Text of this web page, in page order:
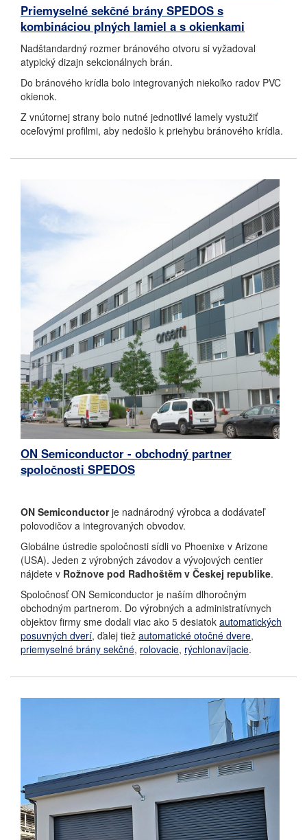
Priemyselné sekčné brány SPEDOS s
kombináciou plných lamiel a s okienkami
Nadštandardný rozmer bránového otvoru si vyžadoval
atypický dizajn sekcionálnych brán.
Do bránového krídla bolo integrovaných niekoľko radov PVC
okienok.
Z vnútornej strany bolo nutné jednotlivé lamely vystužiť
oceľovými profilmi, aby nedošlo k priehybu bránového krídla.
ON Semiconductor - obchodný partner
spoločnosti SPEDOS
ON Semiconductorje nadnárodný výrobca a dodávateľ
polovodičov a integrovaných obvodov.
Globálne ústredie spoločnosti sídli vo Phoenixe v Arizone
(USA). Jeden z výrobných závodov a vývojových centier
nájdete v Rožnove pod Radhoštěm v Českej republike.
Spoločnosť ON Semiconductor je naším dlhoročným
obchodným partnerom. Do výrobných a administratívnych
objektov firmy sme dodali viac ako 5 desiatok automatických
posuvných dverí, ďalej tiež automatické otočné dvere,
priemyselné brány sekčné, rolovacie, rýchlonavíjacie.